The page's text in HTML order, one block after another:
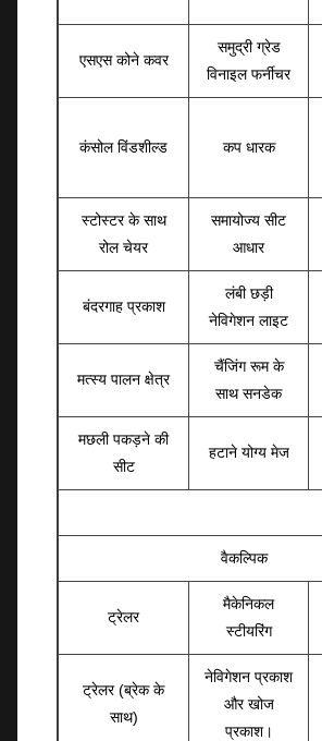
एसएस कोने कवर
समुद्री ग्रेड
विनाइल फर्नीचर
कंसोल विंडशील्ड कप धारक
स्टोस्टर के साथ
रोल चेयर
समायोज्य सीट
आधार
बंदरगाह प्रकाश
लंबी छड़ी
नेविगेशन लाइट
मत्स्य पालन क्षेत्र
चैंजिंग रूम के
साथ सनडेक
मछली पकड़ने की
सीट
हटाने योग्य मेज
वैकल्पिक
ट्रेलर
मैकेनिकल
स्टीयरिंग
ट्रेलर (ब्रेक के
साथ)
नेविगेशन प्रकाश
और खोज
प्रकाश।